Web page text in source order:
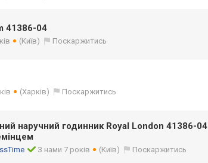
41386-04
(Київ) Поскаржитись
(Харків) Поскаржитись
наручний годинник Royal London 41386-04
З нами 7 років (Київ) Поскаржитись